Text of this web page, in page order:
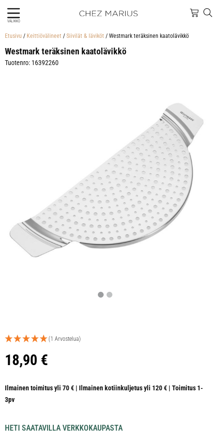
VALIKKO
Etusivu / Keittiövälineet / Siivilät & läviköt / Westmark teräksinen kaatolävikkö
Westmark teräksinen kaatolävikkö
Tuotenro: 16392260
(1 Arvostelua)
18,90 €
Ilmainen toimitus yli 70 € | Ilmainen kotiinkuljetus yli 120 € | Toimitus 1-
3pv
HETI SAATAVILLA VERKKOKAUPASTA